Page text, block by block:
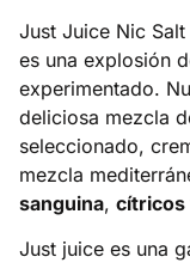
Just Juice Nic
es una explosión
experimentado.
deliciosa mezcla
seleccionado,
mezcla
sanguina, cítricos
Just juice es una